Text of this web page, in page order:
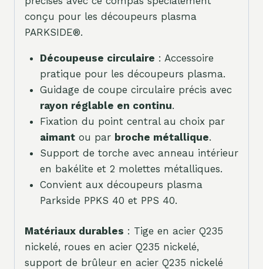
conçu pour les découpeurs plasma
PARKSIDE®.
Découpeuse circulaire : Accessoire
pratique pour les découpeurs plasma.
Guidage de coupe circulaire précis avec
rayon réglable en continu.
Fixation du point central au choix par
aimantou par broche métallique.
Support de torche avec anneau intérieur
en bakélite et 2 molettes métalliques.
Convient aux découpeurs plasma
Parkside PPKS 40 et PPS 40.
Matériaux durables : Tige en acier Q235
nickelé, roues en acier Q235 nickelé,
support de brûleur en acier Q235 nickelé